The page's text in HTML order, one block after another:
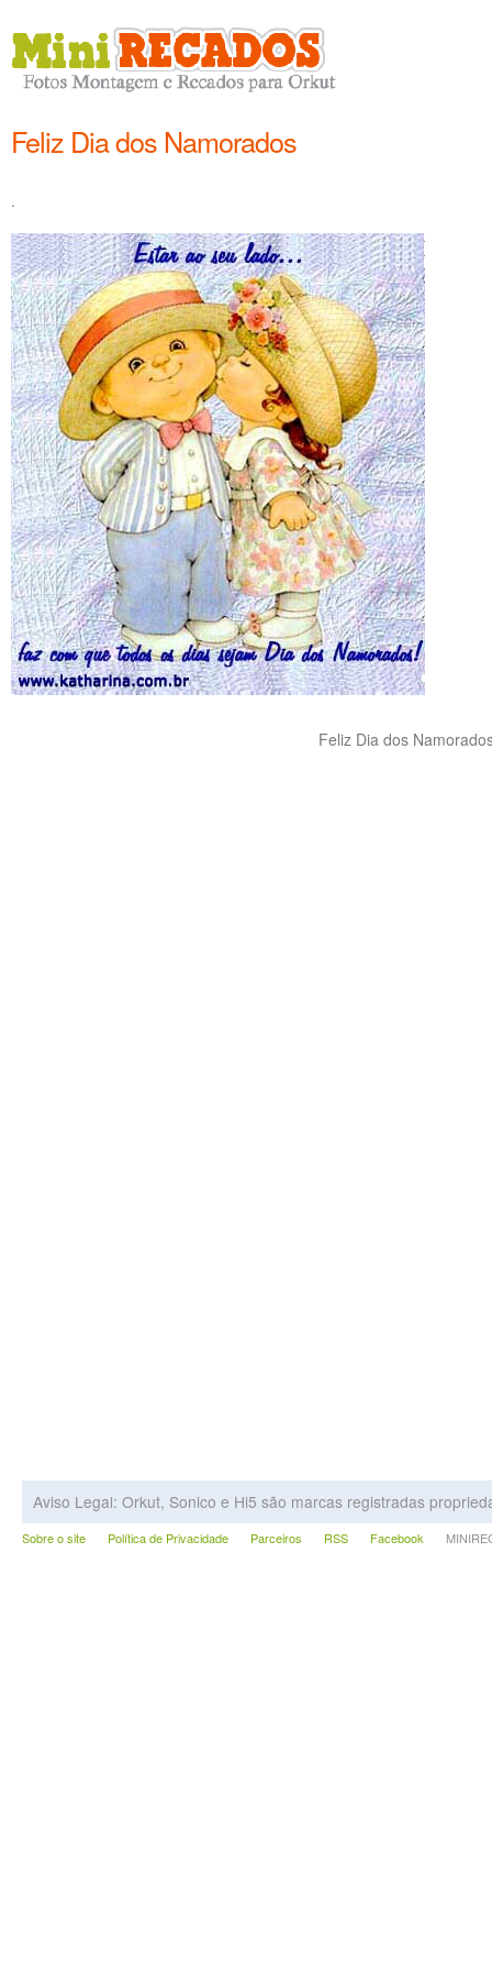
Feliz Dia dos Namorados
.
Feliz Dia dos
Aviso Legal: Orkut, Sonico e Hi5 são marcas registradas
Sobre o site Política de Privacidade Parceiros RSS Facebook